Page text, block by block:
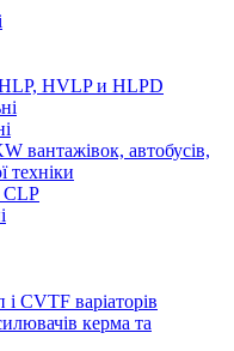
HLP, HVLP и HLPD
вантажівок, автобусів,
техніки
CLP
CVTF варіаторів
керма та